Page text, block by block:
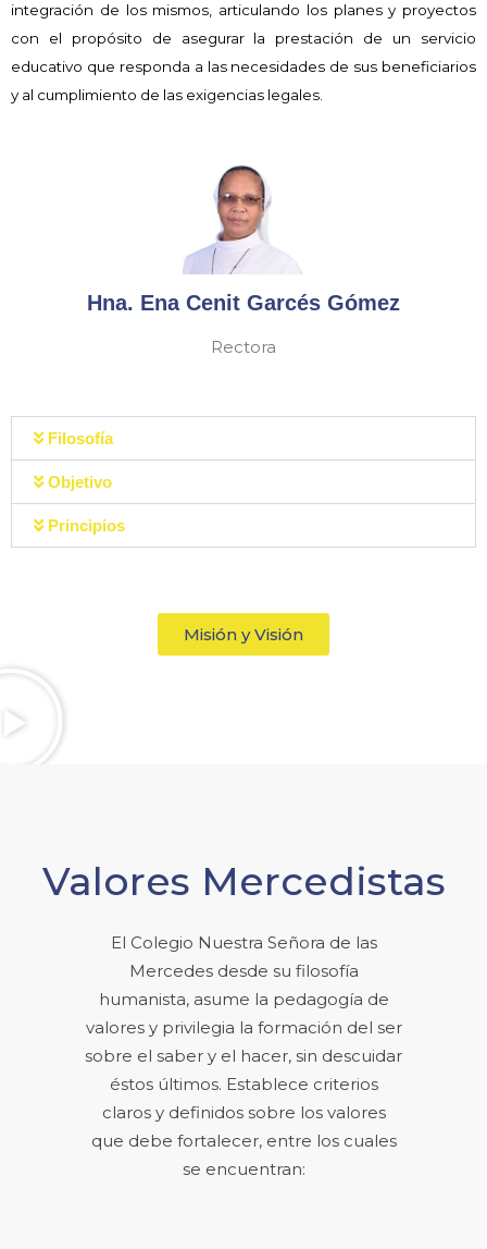
integración de los mismos, articulando los planes y proyectos
con el propósito de asegurar la prestación de un servicio
educativo que responda a las necesidades de sus beneficiarios
y al cumplimiento de las exigencias legales.
Hna. Ena Cenit Garcés Gómez
Rectora
Filosofía
Objetivo
Principios
Misión y Visión
Valores Mercedistas
El Colegio Nuestra Señora de las
Mercedes desde su filosofía
humanista, asume la pedagogía de
valores y privilegia la formación del ser
sobre el saber y el hacer, sin descuidar
éstos últimos. Establece criterios
claros y definidos sobre los valores
que debe fortalecer, entre los cuales
se encuentran: